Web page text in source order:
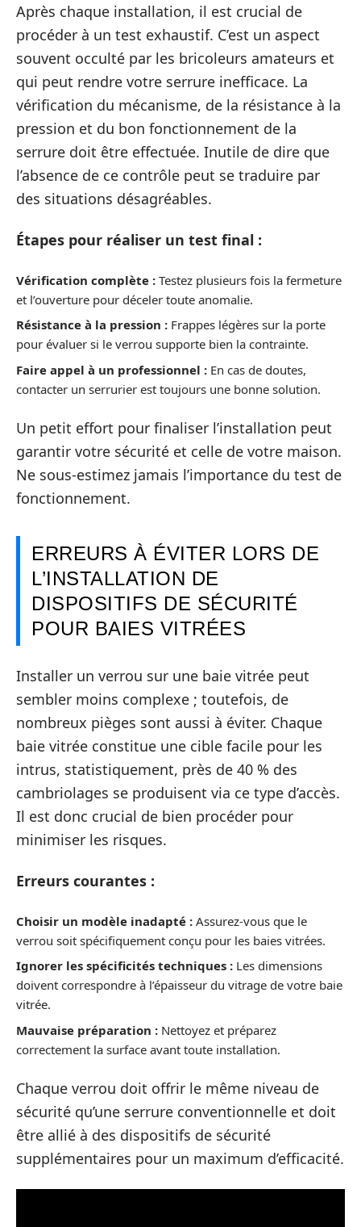
Après chaque installation, il est crucial de
procéder à un test exhaustif. C’est un aspect
souvent occulté par les bricoleurs amateurs et
qui peut rendre votre serrure inefficace. La
vérification du mécanisme, de la résistance à la
pression et du bon fonctionnement de la
serrure doit être effectuée. Inutile de dire que
l’absence de ce contrôle peut se traduire par
des situations désagréables.
Étapes pour réaliser un test final :
Vérification complète : Testez plusieurs fois la fermeture
et l’ouverture pour déceler toute anomalie.
Résistance à la pression : Frappes légères sur la porte
pour évaluer si le verrou supporte bien la contrainte.
Faire appel à un professionnel : En cas de doutes,
contacter un serrurier est toujours une bonne solution.
Un petit effort pour finaliser l’installation peut
garantir votre sécurité et celle de votre maison.
Ne sous-estimez jamais l’importance du test de
fonctionnement.
ERREURS À ÉVITER LORS DE
L’INSTALLATION DE
DISPOSITIFS DE SÉCURITÉ
POUR BAIES VITRÉES
Installer un verrou sur une baie vitrée peut
sembler moins complexe ; toutefois, de
nombreux pièges sont aussi à éviter. Chaque
baie vitrée constitue une cible facile pour les
intrus, statistiquement, près de 40 % des
cambriolages se produisent via ce type d’accès.
Il est donc crucial de bien procéder pour
minimiser les risques.
Erreurs courantes :
Choisir un modèle inadapté : Assurez-vous que le
verrou soit spécifiquement conçu pour les baies vitrées.
Ignorer les spécificités techniques : Les dimensions
doivent correspondre à l’épaisseur du vitrage de votre baie
vitrée.
Mauvaise préparation : Nettoyez et préparez
correctement la surface avant toute installation.
Chaque verrou doit offrir le même niveau de
sécurité qu’une serrure conventionnelle et doit
être allié à des dispositifs de sécurité
supplémentaires pour un maximum d’efficacité.